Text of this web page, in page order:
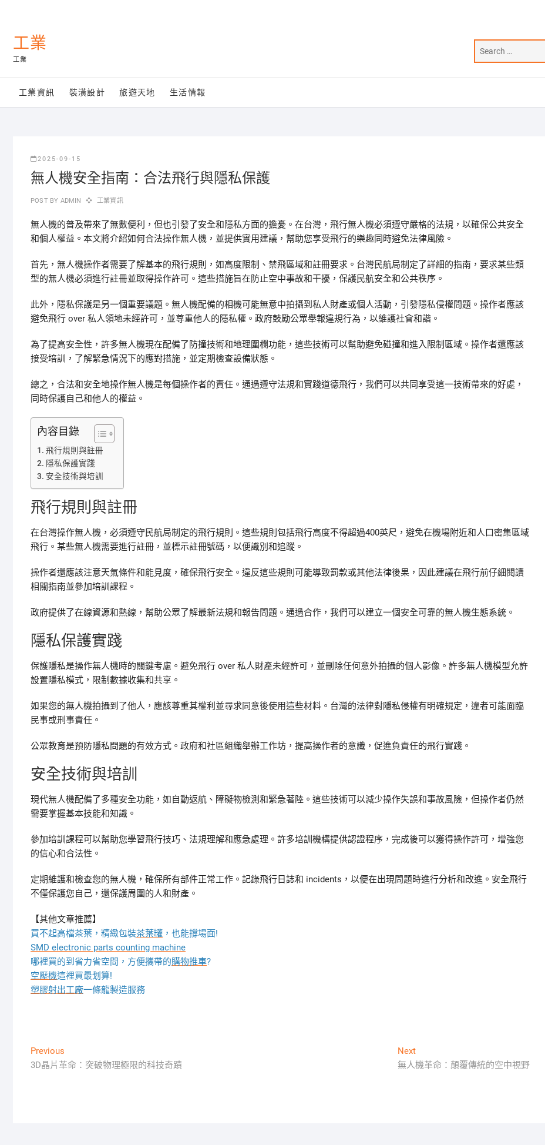
content工業
工業
工業資訊 裝潢設計 旅遊天地 生活情報
2025-09-15
無人機安全指南：合法飛行與隱私保護
POST BY ADMIN 工業資訊
無人機的普及帶來了無數便利，但也引發了安全和隱私方面的擔憂。在台灣，飛行無人機必須遵守嚴格的法規，以確保公共安全
和個人權益。本文將介紹如何合法操作無人機，並提供實用建議，幫助您享受飛行的樂趣同時避免法律風險。
首先，無人機操作者需要了解基本的飛行規則，如高度限制、禁飛區域和註冊要求。台灣民航局制定了詳細的指南，要求某些類
型的無人機必須進行註冊並取得操作許可。這些措施旨在防止空中事故和干擾，保護民航安全和公共秩序。
此外，隱私保護是另一個重要議題。無人機配備的相機可能無意中拍攝到私人財產或個人活動，引發隱私侵權問題。操作者應該
避免飛行 over 私人領地未經許可，並尊重他人的隱私權。政府鼓勵公眾舉報違規行為，以維護社會和諧。
為了提高安全性，許多無人機現在配備了防撞技術和地理圍欄功能，這些技術可以幫助避免碰撞和進入限制區域。操作者還應該
接受培訓，了解緊急情況下的應對措施，並定期檢查設備狀態。
總之，合法和安全地操作無人機是每個操作者的責任。通過遵守法規和實踐道德飛行，我們可以共同享受這一技術帶來的好處，
同時保護自己和他人的權益。
內容目錄
飛行規則與註冊
隱私保護實踐
安全技術與培訓
飛行規則與註冊
在台灣操作無人機，必須遵守民航局制定的飛行規則。這些規則包括飛行高度不得超過400英尺，避免在機場附近和人口密集區域
飛行。某些無人機需要進行註冊，並標示註冊號碼，以便識別和追蹤。
操作者還應該注意天氣條件和能見度，確保飛行安全。違反這些規則可能導致罰款或其他法律後果，因此建議在飛行前仔細閱讀
相關指南並參加培訓課程。
政府提供了在線資源和熱線，幫助公眾了解最新法規和報告問題。通過合作，我們可以建立一個安全可靠的無人機生態系統。
隱私保護實踐
保護隱私是操作無人機時的關鍵考慮。避免飛行 over 私人財產未經許可，並刪除任何意外拍攝的個人影像。許多無人機模型允許
設置隱私模式，限制數據收集和共享。
如果您的無人機拍攝到了他人，應該尊重其權利並尋求同意後使用這些材料。台灣的法律對隱私侵權有明確規定，違者可能面臨
民事或刑事責任。
公眾教育是預防隱私問題的有效方式。政府和社區組織舉辦工作坊，提高操作者的意識，促進負責任的飛行實踐。
安全技術與培訓
現代無人機配備了多種安全功能，如自動返航、障礙物檢測和緊急著陸。這些技術可以減少操作失誤和事故風險，但操作者仍然
需要掌握基本技能和知識。
參加培訓課程可以幫助您學習飛行技巧、法規理解和應急處理。許多培訓機構提供認證程序，完成後可以獲得操作許可，增強您
的信心和合法性。
定期維護和檢查您的無人機，確保所有部件正常工作。記錄飛行日誌和 incidents，以便在出現問題時進行分析和改進。安全飛行
不僅保護您自己，還保護周圍的人和財產。
【其他文章推薦】
買不起高檔茶葉，精緻包裝茶葉罐 ，也能撐場面!
SMD electronic parts counting machine
哪裡買的到省力省空間，方便攜帶的購物推車?
空壓機這裡買最划算!
塑膠射出工廠一條龍製造服務
文
章
Previous
post:
3D晶片革命：突破物理極限的科技奇蹟
NextNext
post:
無人機革命：顛覆傳統的空中視野